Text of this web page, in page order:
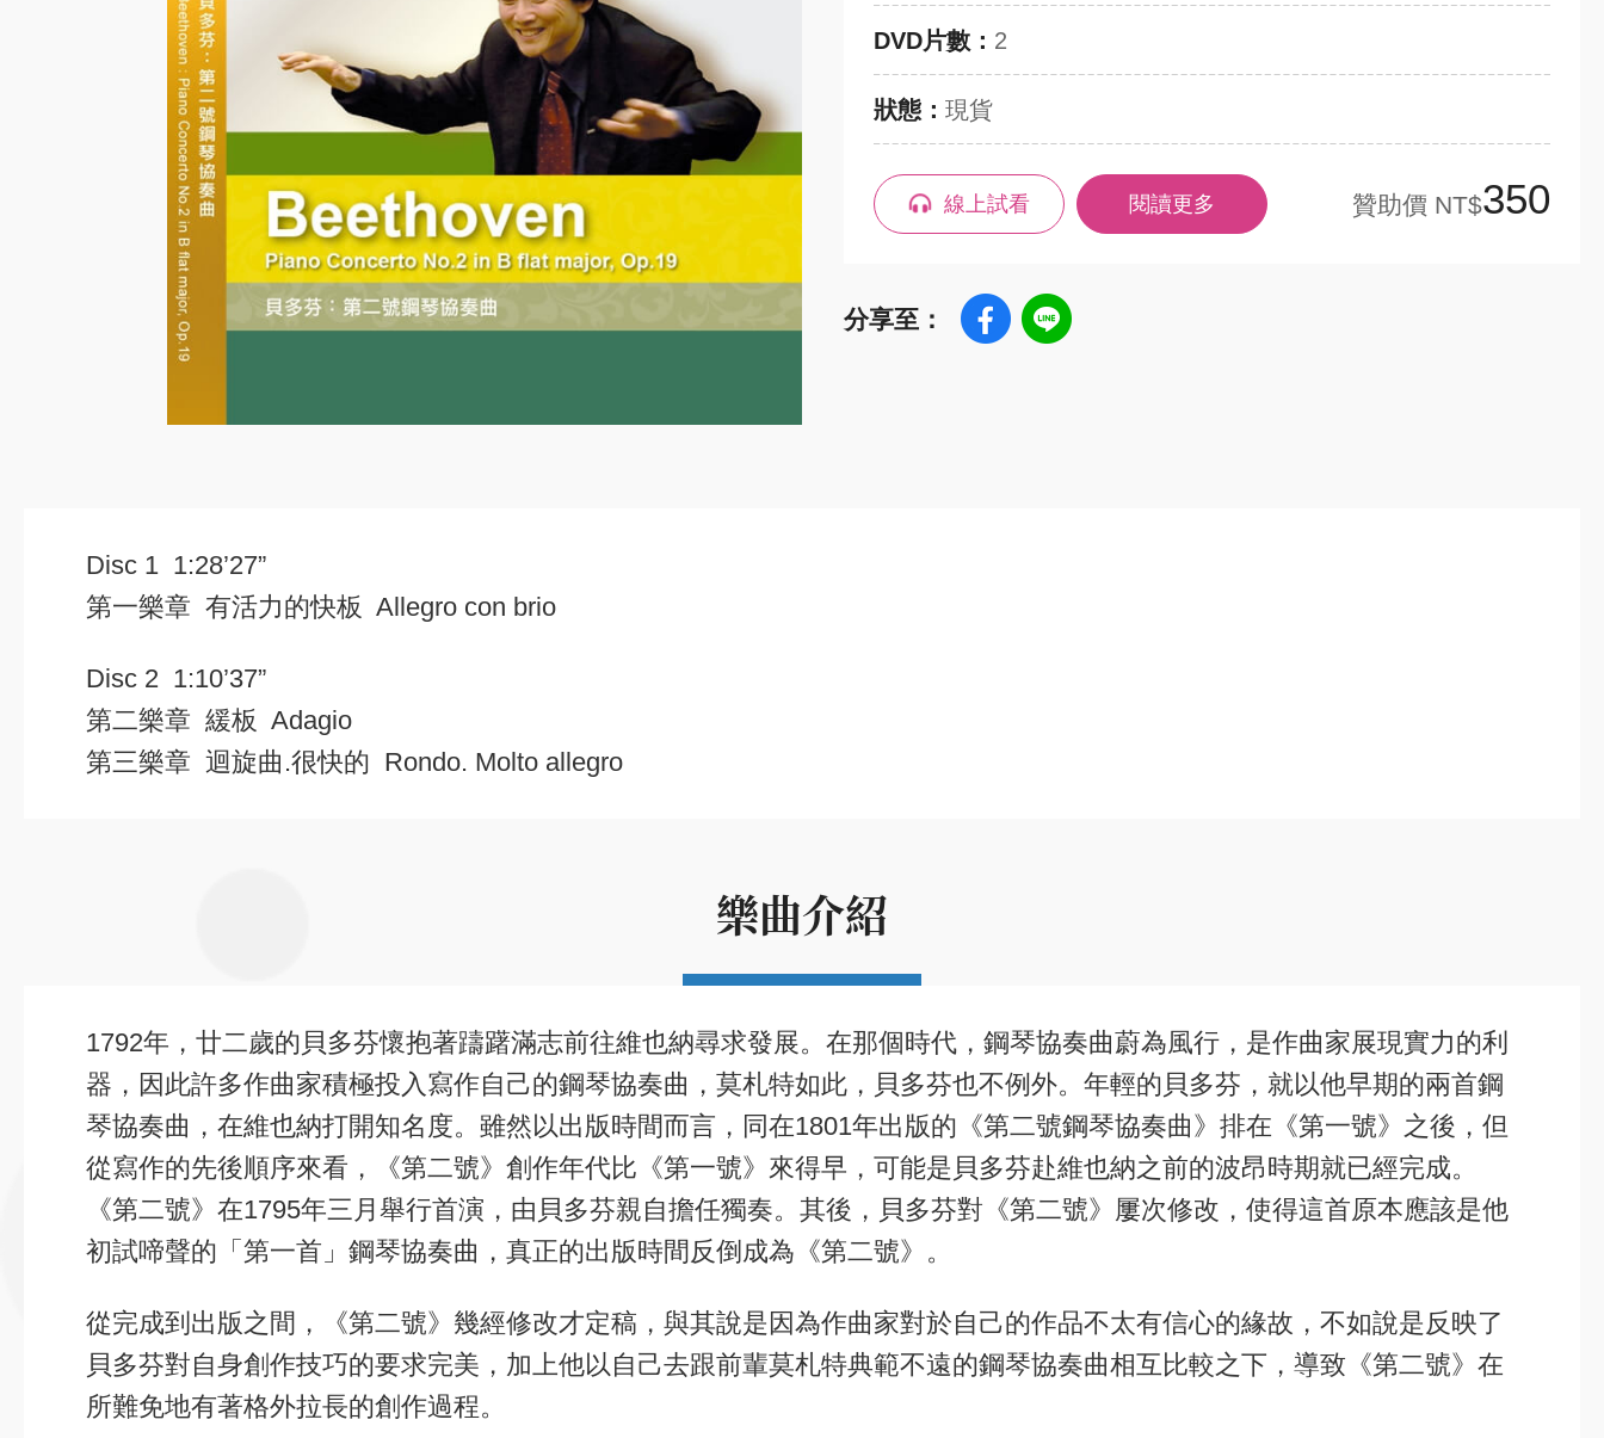
DVD片數： 2
狀態： 現貨
線上試看 閱讀更多 贊助價 NT$350
分享至：
Disc 1 1:28’27”
第一樂章 有活力的快板 Allegro con brio
Disc 2 1:10’37”
第二樂章 緩板 Adagio
第三樂章 迴旋曲.很快的 Rondo. Molto allegro
樂曲介紹
1792年，廿二歲的貝多芬懷抱著躊躇滿志前往維也納尋求發展。在那個時代，鋼琴協奏曲蔚為風行，是作曲家展現實力的利
器，因此許多作曲家積極投入寫作自己的鋼琴協奏曲，莫札特如此，貝多芬也不例外。年輕的貝多芬，就以他早期的兩首鋼
琴協奏曲，在維也納打開知名度。雖然以出版時間而言，同在1801年出版的《第二號鋼琴協奏曲》排在《第一號》之後，但
從寫作的先後順序來看，《第二號》創作年代比《第一號》來得早，可能是貝多芬赴維也納之前的波昂時期就已經完成。
《第二號》在1795年三月舉行首演，由貝多芬親自擔任獨奏。其後，貝多芬對《第二號》屢次修改，使得這首原本應該是他
初試啼聲的「第一首」鋼琴協奏曲，真正的出版時間反倒成為《第二號》。
從完成到出版之間，《第二號》幾經修改才定稿，與其說是因為作曲家對於自己的作品不太有信心的緣故，不如說是反映了
貝多芬對自身創作技巧的要求完美，加上他以自己去跟前輩莫札特典範不遠的鋼琴協奏曲相互比較之下，導致《第二號》在
所難免地有著格外拉長的創作過程。